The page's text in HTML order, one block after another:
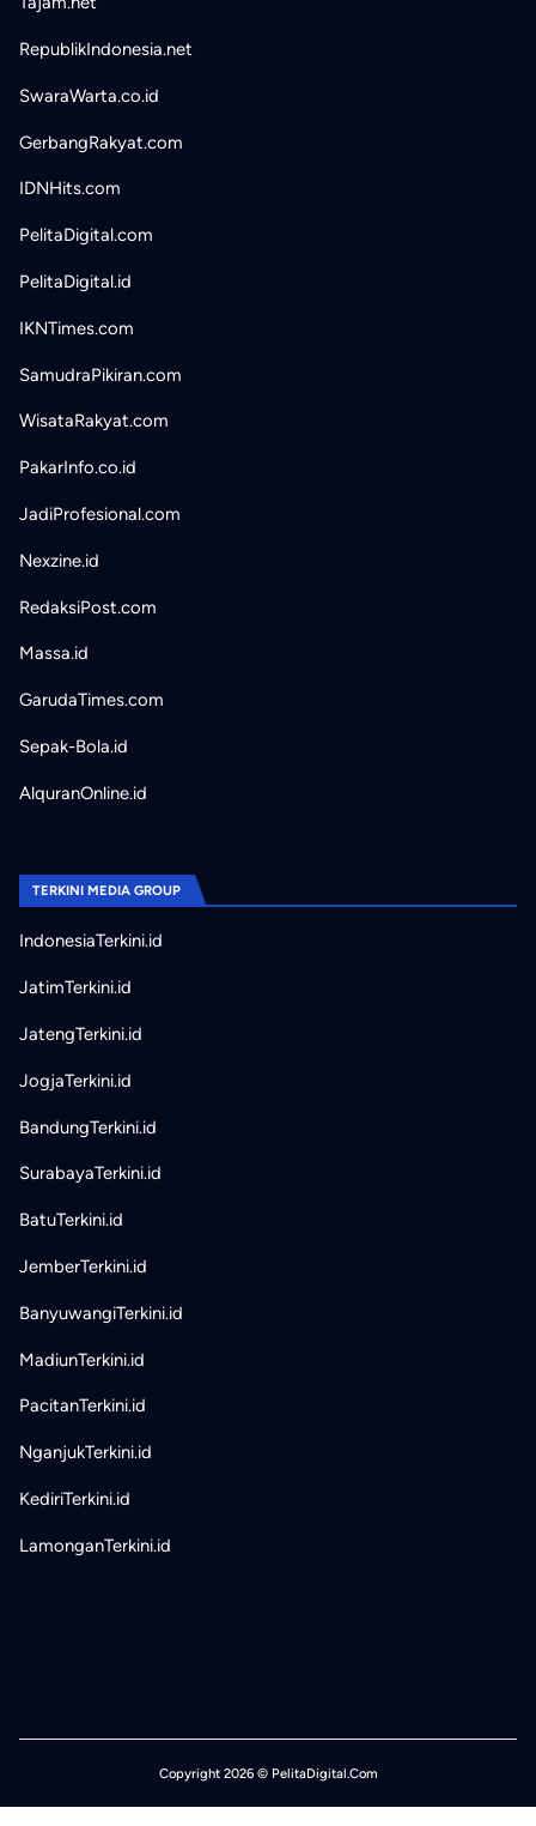
RepublikIndonesia.net
SwaraWarta.co.id
GerbangRakyat.com
IDNHits.com
PelitaDigital.com
PelitaDigital.id
IKNTimes.com
SamudraPikiran.com
WisataRakyat.com
PakarInfo.co.id
JadiProfesional.com
Nexzine.id
RedaksiPost.com
Massa.id
GarudaTimes.com
Sepak-Bola.id
AlquranOnline.id
TERKINI MEDIA GROUP
IndonesiaTerkini.id
JatimTerkini.id
JatengTerkini.id
JogjaTerkini.id
BandungTerkini.id
SurabayaTerkini.id
BatuTerkini.id
JemberTerkini.id
BanyuwangiTerkini.id
MadiunTerkini.id
PacitanTerkini.id
NganjukTerkini.id
KediriTerkini.id
LamonganTerkini.id
Copyright 2026 © PelitaDigital.Com